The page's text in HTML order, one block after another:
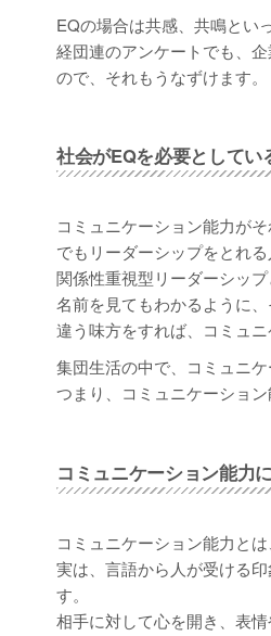
EQの場合は共感、共鳴とい
経団連のアンケートでも、
ので、それもうなずけます。
社会がEQを必要としてい
コミュニケーション能力が
でもリーダーシップをとれ
関係性重視型リーダーシッ
名前を見てもわかるように
違う味方をすれば、コミュ
集団生活の中で、コミュニ
つまり、コミュニケーショ
コミュニケーション能力
コミュニケーション能力と
実は、言語から人が受ける
す。
相手に対して心を開き、表